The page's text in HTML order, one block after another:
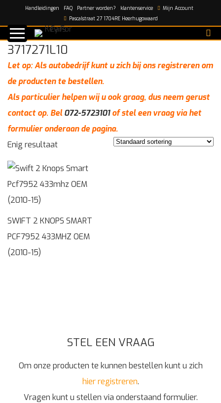
Handleidingen FAQ Partner worden? klantenservice
Mijn Account
Pascalstraat 27 1704RE Heerhugowaard
Home/3717271L10
3717271L10
Let op: Als autobedrijf kunt u zich bij ons registreren om
de producten te bestellen.
Als particulier helpen wij u ook graag, dus neem gerust
contact op. Bel072-5723101of stel een vraag via het
formulier onderaan de pagina.
Enig resultaat
SWIFT 2 KNOPS SMART
PCF7952 433MHZ OEM
(2010-15)
STEL EEN VRAAG
Om onze producten te kunnen bestellen kunt u zich
hier registreren.
Vragen kunt u stellen via onderstaand formulier.